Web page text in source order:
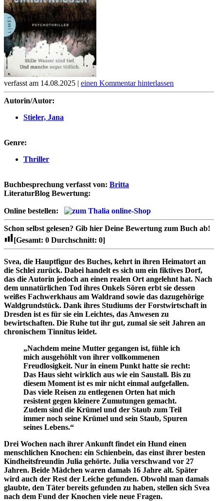
verfasst am 14.08.2025 | einen Kommentar hinterlassen
Autorin/Autor:
Stieler, Jana
Genre:
Thriller
Buchbesprechung verfasst von: Britta
LiteraturBlog Bewertung:
Online bestellen:
Schon selbst gelesen? Gib hier Deine Bewertung zum Buch ab!
[Gesamt: 0 Durchschnitt: 0]
Svea, die Hauptfigur des Buches, kehrt in ihren Heimatort an
die Schlei zurück. Dabei handelt es sich um ein fiktives Dorf,
das die Autorin jedoch an einen realen Ort angelehnt hat. Nach
dem unnatürlichen Tod ihres Onkels Sören erbt sie dessen
weißes Fachwerkhaus am Waldrand sowie das dazugehörige
Waldgrundstück. Dank ihres Studiums der Forstwirtschaft in
Dresden ist es für sie ein Leichtes, das Anwesen zu
bewirtschaften. Die Ruhe tut ihr gut, zumal sie seit Jahren an
chronischem Tinnitus leidet.
„Nachdem meine Mutter gegangen ist, fühle ich
mich ausgehöhlt von ihrer vollkommenen
Freudlosigkeit. Nur in einem Punkt hatte sie recht:
Das Haus sieht wirklich aus wie ein Saustall. Bis zu
diesem Moment ist es mir nicht einmal aufgefallen.
Das viele Reisen zu entlegenen Orten hat mich
resistent gegen kleinere Zumutungen gemacht.
Zudem sind die Krümel und der Staub zum Teil
immer noch seine Krümel und sein Staub, Spuren
seines Lebens.“
Drei Wochen nach ihrer Ankunft findet ein Hund einen
menschlichen Knochen: ein Schienbein, das einst ihrer besten
Kindheitsfreundin Julia gehörte. Julia verschwand vor 27
Jahren. Beide Mädchen waren damals 16 Jahre alt. Später
wird auch der Rest der Leiche gefunden. Obwohl man damals
glaubte, den Täter bereits gefunden zu haben, stellen sich Svea
nach dem Fund der Knochen viele neue Fragen.